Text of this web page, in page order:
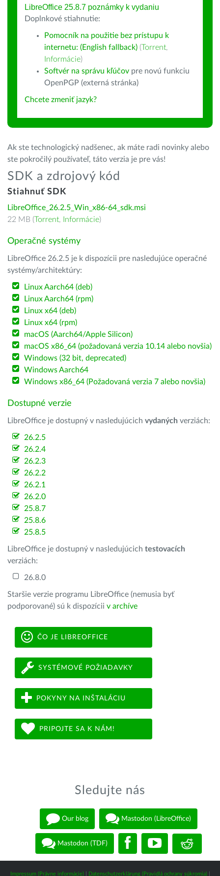
LibreOffice 25.8.7 poznámky k vydaniu
Doplnkové stiahnutie:
Pomocník na použitie bez prístupu k
internetu: (English fallback) (Torrent,
Informácie)
Softvér na správu kľúčov pre novú funkciu
OpenPGP (externá stránka)
Chcete zmeniť jazyk?
Ak ste technologický nadšenec, ak máte radi novinky alebo
ste pokročilý používateľ, táto verzia je pre vás!
SDK a zdrojový kód
Stiahnuť SDK
LibreOffice_26.2.5_Win_x86-64_sdk.msi
22 MB (Torrent, Informácie)
Operačné systémy
LibreOffice 26.2.5 je k dispozícii pre nasledujúce operačné
systémy/architektúry:
Linux Aarch64 (deb)
Linux Aarch64 (rpm)
Linux x64 (deb)
Linux x64 (rpm)
macOS (Aarch64/Apple Silicon)
macOS x86_64 (požadovaná verzia 10.14 alebo novšia)
Windows (32 bit, deprecated)
Windows Aarch64
Windows x86_64 (Požadovaná verzia 7 alebo novšia)
Dostupné verzie
LibreOffice je dostupný v nasledujúcich vydaných verziách:
26.2.5
26.2.4
26.2.3
26.2.2
26.2.1
26.2.0
25.8.7
25.8.6
25.8.5
LibreOffice je dostupný v nasledujúcich testovacích
verziách:
26.8.0
Staršie verzie programu LibreOffice (nemusia byť
podporované) sú k dispozícii v archíve
ČO JE LIBREOFFICE
SYSTÉMOVÉ POŽIADAVKY
POKYNY NA INŠTALÁCIU
PRIPOJTE SA K NÁM!
Sledujte nás
Our blog Mastodon (LibreOffice)
Mastodon (TDF)
Impressum (Právne informácie)| Datenschutzerklärung (Pravidlá ochrany súkromia)|